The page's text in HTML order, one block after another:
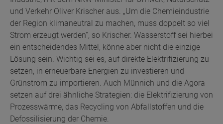
und Verkehr Oliver Krischer aus. „Um die Chemieindustrie
der Region klimaneutral zu machen, muss doppelt so viel
Strom erzeugt werden“, so Krischer. Wasserstoff sei hierbei
ein entscheidendes Mittel, könne aber nicht die einzige
Lösung sein. Wichtig sei es, auf direkte Elektrifizierung zu
setzen, in erneuerbare Energien zu investieren und
Grünstrom zu importieren. Auch Münnich und die Agora
setzen auf drei ähnliche Strategien: die Elektrifizierung von
Prozesswärme, das Recycling von Abfallstoffen und die
Defossilisierung der Chemie.